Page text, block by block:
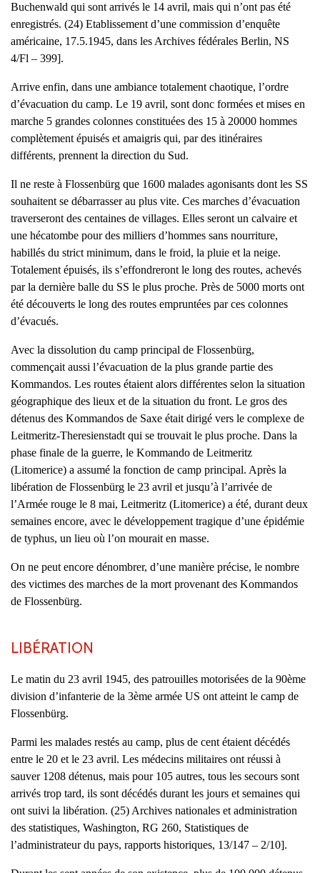
Buchenwald qui sont arrivés le 14 avril, mais qui n’ont pas été
enregistrés. (24) Etablissement d’une commission d’enquête
américaine, 17.5.1945, dans les Archives fédérales Berlin, NS
4/Fl – 399].
Arrive enfin, dans une ambiance totalement chaotique, l’ordre
d’évacuation du camp. Le 19 avril, sont donc formées et mises en
marche 5 grandes colonnes constituées des 15 à 20000 hommes
complètement épuisés et amaigris qui, par des itinéraires
différents, prennent la direction du Sud.
Il ne reste à Flossenbürg que 1600 malades agonisants dont les SS
souhaitent se débarrasser au plus vite. Ces marches d’évacuation
traverseront des centaines de villages. Elles seront un calvaire et
une hécatombe pour des milliers d’hommes sans nourriture,
habillés du strict minimum, dans le froid, la pluie et la neige.
Totalement épuisés, ils s’effondreront le long des routes, achevés
par la dernière balle du SS le plus proche. Près de 5000 morts ont
été découverts le long des routes empruntées par ces colonnes
d’évacués.
Avec la dissolution du camp principal de Flossenbürg,
commençait aussi l’évacuation de la plus grande partie des
Kommandos. Les routes étaient alors différentes selon la situation
géographique des lieux et de la situation du front. Le gros des
détenus des Kommandos de Saxe était dirigé vers le complexe de
Leitmeritz-Theresienstadt qui se trouvait le plus proche. Dans la
phase finale de la guerre, le Kommando de Leitmeritz
(Litomerice) a assumé la fonction de camp principal. Après la
libération de Flossenbürg le 23 avril et jusqu’à l’arrivée de
l’Armée rouge le 8 mai, Leitmeritz (Litomerice) a été, durant deux
semaines encore, avec le développement tragique d’une épidémie
de typhus, un lieu où l’on mourait en masse.
On ne peut encore dénombrer, d’une manière précise, le nombre
des victimes des marches de la mort provenant des Kommandos
de Flossenbürg.
LIBÉRATION
Le matin du 23 avril 1945, des patrouilles motorisées de la 90ème
division d’infanterie de la 3ème armée US ont atteint le camp de
Flossenbürg.
Parmi les malades restés au camp, plus de cent étaient décédés
entre le 20 et le 23 avril. Les médecins militaires ont réussi à
sauver 1208 détenus, mais pour 105 autres, tous les secours sont
arrivés trop tard, ils sont décédés durant les jours et semaines qui
ont suivi la libération. (25) Archives nationales et administration
des statistiques, Washington, RG 260, Statistiques de
l’administrateur du pays, rapports historiques, 13/147 – 2/10].